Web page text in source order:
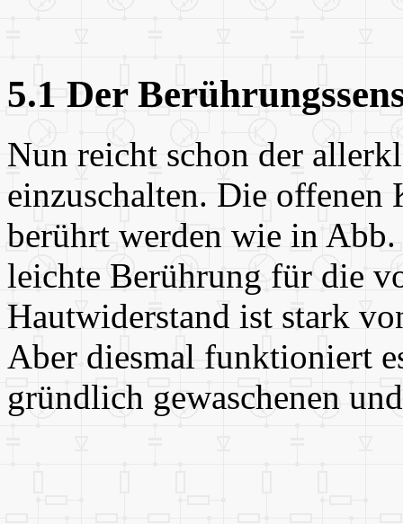
5.1 Der
Nun reicht schon der
einzuschalten. Die
berührt werden wie in
leichte Berührung für die
Hautwiderstand ist stark
Aber diesmal funktioniert
gründlich gewaschenen